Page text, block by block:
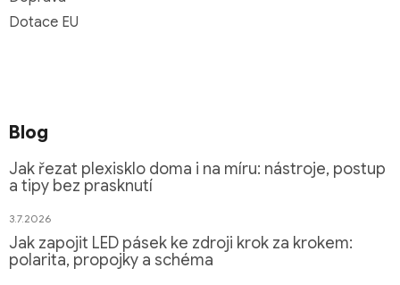
Dotace EU
Blog
Jak řezat plexisklo doma i na míru: nástroje, postup
a tipy bez prasknutí
3.7.2026
Jak zapojit LED pásek ke zdroji krok za krokem:
polarita, propojky a schéma